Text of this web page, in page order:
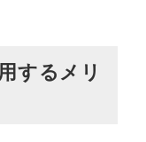
営業代行を選
するメリ